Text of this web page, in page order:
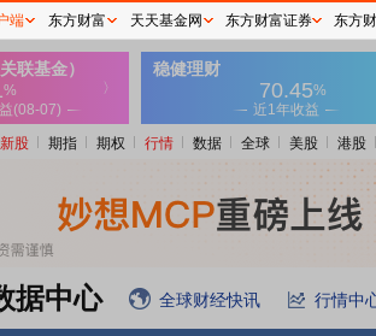
新股 期指 期权 行情 数据 全球 美股 港股
据中心 全球财经快讯 行情中
端 东方财富 天天基金网 东方财富证券 东方